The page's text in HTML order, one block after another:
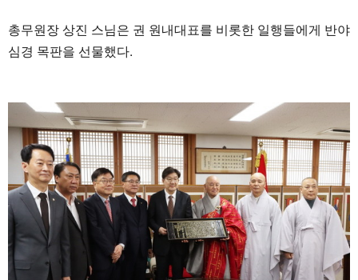
총무원장 상진 스님은 권 원내대표를 비롯한 일행들에게 반야
심경 목판을 선물했다.